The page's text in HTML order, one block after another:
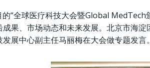
“全球医疗科技大会暨Global
果、市场动态和未来发展。北京市海
展中心副主任马丽梅在大会做专题发言。